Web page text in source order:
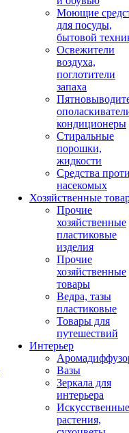
Моющие
для посуды,
бытовой
Освежители
воздуха,
поглотители
запаха
кондиционеры
Стиральные
порошки,
жидкости
Средства
насекомых
Хозяйственные
Прочие
хозяйственные
пластиковые
изделия
Прочие
хозяйственные
товары
Ведра, тазы
пластиковые
Товары для
путешествий
Интерьер
Вазы
Зеркала для
интерьера
Искусственные
растения,